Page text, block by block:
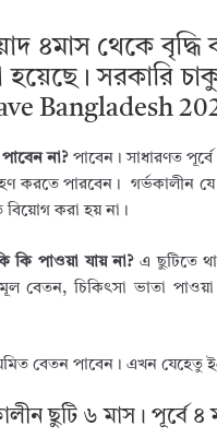
ar
e
৪মাস থেকে
সরকারি
Bangladesh
না?পাবেন। সাধারণত
করতে পারবেন। গর্ভকালীন
করা হয় না।
কি পাওয়া যায় না?এ ছুটিতে
বেতন, চিকিৎসা ভাতা
বেতন পাবেন। এখন যেহেতু
ছুটি ৬ মাস। পূর্বে